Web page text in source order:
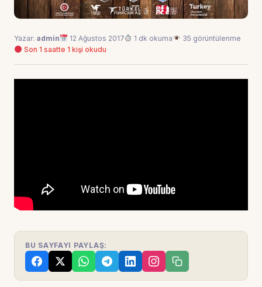
Yazar: admin 12 Ağustos 2017 1 dk okuma
35 görüntülenme
Son 1 saatte 1 kişi okudu
BU SAYFAYI PAYLAŞ: